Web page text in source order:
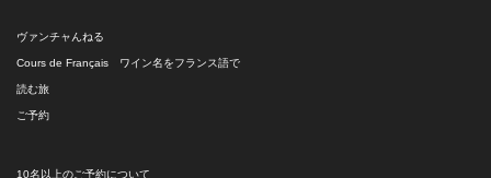
ヴァンチャんねる
Cours de Français ワイン名をフランス語で
読む旅
ご予約
10名以上のご予約について